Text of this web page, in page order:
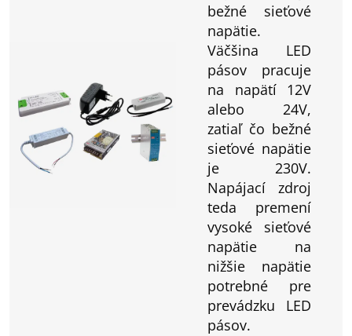
bežné sieťové
napätie.
Väčšina LED
pásov pracuje
na napätí 12V
alebo 24V,
zatiaľ čo bežné
sieťové napätie
je 230V.
Napájací zdroj
teda premení
vysoké sieťové
napätie na
nižšie napätie
potrebné pre
prevádzku LED
pásov.